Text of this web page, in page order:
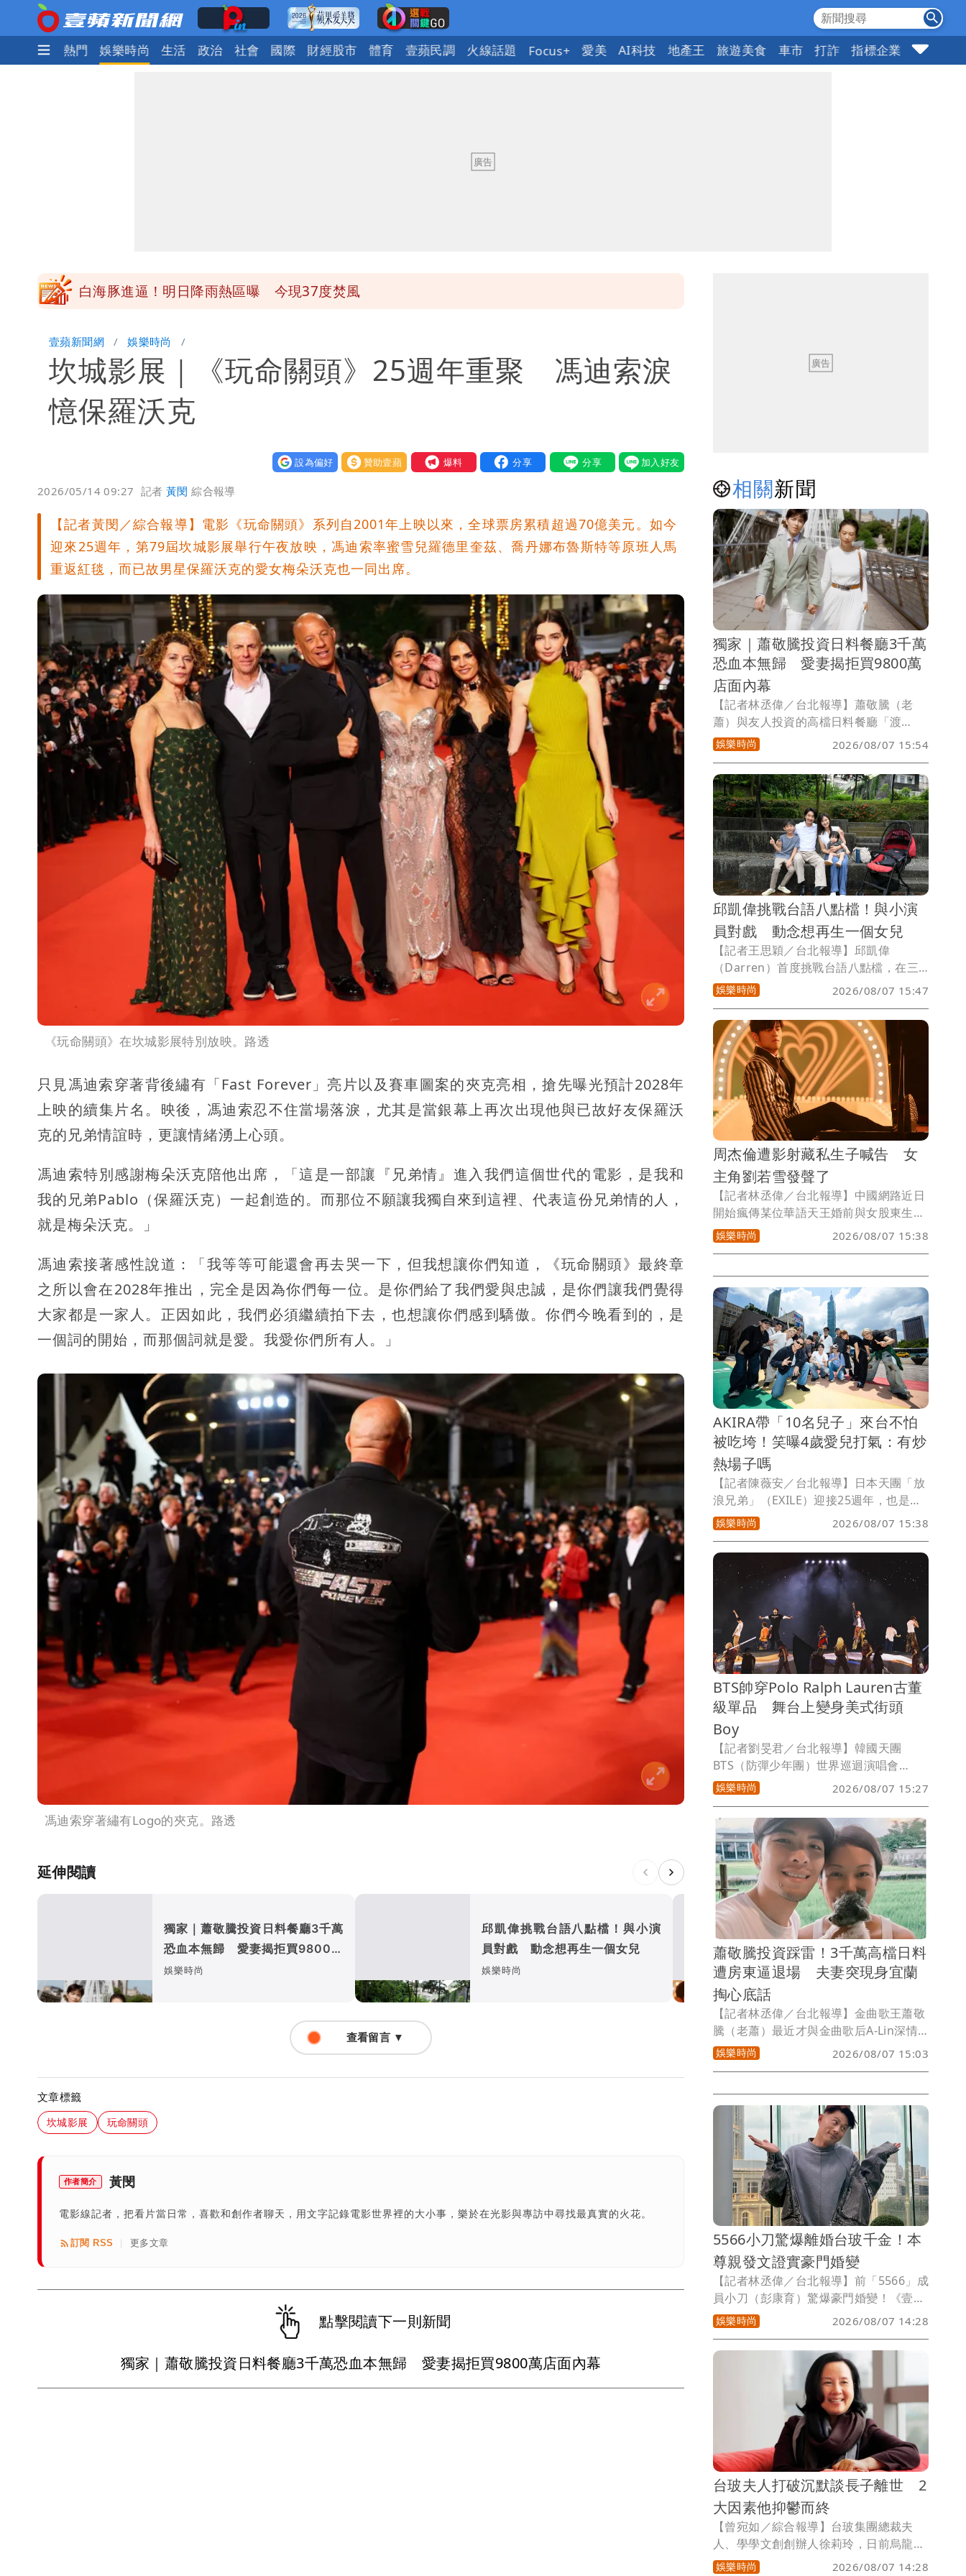
焦點 熱門 娛樂時尚 生活 政治 社會 國際 財經股市 體育 壹蘋民調 火線話題 Focus+ 愛美 AI科技 地產王 旅遊美食 車市 打詐 指標企業 壹蘋頭家
白海豚進逼！明日降雨熱區曝 今現37度焚風
慈濟遭詐｜他斥：擋疫苗首惡想洗成功臣「當台灣人金魚腦？」
肥大叔猝逝！競爭對手「丟丟妹」13字悼念
「民間買到1500萬劑BNT補疫苗缺口」 徐巧芯：民進黨當年刻意阻擋
壹蘋新聞網 娛樂時尚
坎城影展｜《玩命關頭》25週年重聚 馮迪索淚
憶保羅沃克
設為偏好 贊助壹蘋 我要爆料
2026/05/14 09:27 記者黃閔 綜合報導
【記者黃閔／綜合報導】電影《玩命關頭》系列自2001年上映以來，全球票房累積超過70億美元。如今
迎來25週年，第79屆坎城影展舉行午夜放映，馮迪索率蜜雪兒羅德里奎茲、喬丹娜布魯斯特等原班人馬
重返紅毯，而已故男星保羅沃克的愛女梅朵沃克也一同出席。
《玩命關頭》在坎城影展特別放映。路透
只見馮迪索穿著背後繡有「Fast Forever」亮片以及賽車圖案的夾克亮相，搶先曝光預計2028年
上映的續集片名。映後，馮迪索忍不住當場落淚，尤其是當銀幕上再次出現他與已故好友保羅沃
克的兄弟情誼時，更讓情緒湧上心頭。
馮迪索特別感謝梅朵沃克陪他出席，「這是一部讓『兄弟情』進入我們這個世代的電影，是我和
我的兄弟Pablo（保羅沃克）一起創造的。而那位不願讓我獨自來到這裡、代表這份兄弟情的人，
就是梅朵沃克。」
馮迪索接著感性說道：「我等等可能還會再去哭一下，但我想讓你們知道，《玩命關頭》最終章
之所以會在2028年推出，完全是因為你們每一位。是你們給了我們愛與忠誠，是你們讓我們覺得
大家都是一家人。正因如此，我們必須繼續拍下去，也想讓你們感到驕傲。你們今晚看到的，是
一個詞的開始，而那個詞就是愛。我愛你們所有人。」
馮迪索穿著繡有Logo的夾克。路透
延伸閱讀
獨家｜蕭敬騰投資日料餐廳3千萬
恐血本無歸 愛妻揭拒買9800萬
店面內幕
娛樂時尚
邱凱偉挑戰台語八點檔！與小演
員對戲 動念想再生一個女兒
娛樂時尚
周杰倫遭影射藏私生子喊告
主角劉若雪發聲了
娛樂時尚
查看留言 ▼
文章標籤
坎城影展 玩命關頭
作者簡介 黃閔
電影線記者，把看片當日常，喜歡和創作者聊天，用文字記錄電影世界裡的大小事，樂於在光影與專訪中尋找最真實的火花。
訂閱 RSS 更多文章
點擊閱讀下一則新聞
獨家｜蕭敬騰投資日料餐廳3千萬恐血本無歸 愛妻揭拒買9800萬店面內幕
相關新聞
獨家｜蕭敬騰投資日料餐廳3千萬
恐血本無歸 愛妻揭拒買9800萬
店面內幕
【記者林丞偉／台北報導】蕭敬騰（老
蕭）與友人投資的高檔日料餐廳「渡
邉」，驚傳因與房東續約談判破局，不僅
被通知不再續租，還收到存證信函要求限
期搬離，更傳出房東要求裝潢留下，讓斥
資數千萬元打造的餐廳面臨血本無歸危
機，據悉，房東曾開價9800萬元問他們要
不要買下店面，但他們並無計劃而回絕，
對此，老蕭愛妻Summer（林有慧）吐
露，拒買下店面的主要原因。
娛樂時尚 2026/08/07 15:54
邱凱偉挑戰台語八點檔！與小演
員對戲 動念想再生一個女兒
【記者王思穎／台北報導】邱凱偉
（Darren）首度挑戰台語八點檔，在三
立新八點台劇《針線緣》與陳珮騏飾演恩
愛夫妻。現場有一群敬業又可愛的小演員
更讓他瞬間融化，尤其抱著劇中飾演女兒
的小童星時，甚至一度萌生「想再生一個
女兒」的念頭。
娛樂時尚 2026/08/07 15:47
周杰倫遭影射藏私生子喊告 女
主角劉若雪發聲了
【記者林丞偉／台北報導】中國網路近日
開始瘋傳某位華語天王婚前與女股東生下
私生子，周杰倫遭影射上熱搜，所屬杰威
爾公司6日隨即發布聲明嚴正駁斥不實傳
散布者保留依法追究的權利。昨周董所屬
的杰威爾發出聲明闢謠，事件女主角劉若
雪今也委請律師發表聲明，否認網路傳
聞。
娛樂時尚 2026/08/07 15:38
AKIRA帶「10名兒子」來台不怕
被吃垮！笑曝4歲愛兒打氣：有炒
熱場子嗎
【記者陳薇安／台北報導】日本天團「放
浪兄弟」（EXILE）迎接25週年，也是國
民姐夫AKIRA出道20週年，首次個人巡演
「URBAN SAVAGE」最終站來到台灣，
8、9日在Clapper Studio登場。他今天
早上抵台後，馬不停蹄帶著嘉賓
MAKIDAI、「DOBERMAN INFINITY」
成員P-CHO及子弟兵「THE JET BOY
BANGERZ」（TJBB）到101拍照。剛好
演出遇到父親節，AKIRA透露4歲愛子大
勇會跟他說中文的加油，還會問：「有把
場子炒熱嗎？」小大人童言童語，笑翻全
場。
娛樂時尚 2026/08/07 15:38
BTS帥穿Polo Ralph Lauren古董
級單品 舞台上變身美式街頭
Boy
【記者劉旻君／台北報導】韓國天團
BTS（防彈少年團）世界巡迴演唱會
《ARIRANG》如火如荼進行中，8至9月
將陸續在美國6座城市舉辦14場精彩演
出，本月1日登上紐澤西大都會人壽體育
場。在演唱會Act 2橋段中，BTS 成員們
全數換上由美國時尚品牌Polo Ralph
Lauren打造的官方訂製舞台戰袍，將
1990年代復古美式街頭感與舞蹈能量融
合，7名成員各自的時髦造型，也帥翻現
場海量ARMY（BTS粉絲名）。
娛樂時尚 2026/08/07 15:27
蕭敬騰投資踩雷！3千萬高檔日料
遭房東逼退場 夫妻突現身宜蘭
掏心底話
【記者林丞偉／台北報導】金曲歌王蕭敬
騰（老蕭）最近才與金曲歌后A-Lin深情
對唱《愛上你不是我決定》，沒想到戲裡
唱的是愛情，戲外卻有件「不是他能決
檔日料餐廳「渡邉」，驚傳因與房東續約
談判破局，不僅被通知不再續租，還收到
存證信函要求限期搬離，更傳出房東要求
裝潢留下，讓斥資數千萬元打造的餐廳面
臨血本無歸危機，消息一出震撼演藝圈。
娛樂時尚 2026/08/07 15:03
5566小刀驚爆離婚台玻千金！本
尊親發文證實豪門婚變
【記者林丞偉／台北報導】前「5566」成
員小刀（彭康育）驚爆豪門婚變！《壹蘋
新聞網》今獨家爆料，他與2012年迎娶台
玻二千金林文晴（Tina）宣告離婚，對
此，小刀直到《壹蘋》新聞「獨家｜5566
小刀驚爆離婚台玻千金！已分居半年 徐
莉玲風波意外掀豪門婚變內幕」曝光後近
2個半小時，才發文鬆口證實離婚了。
娛樂時尚 2026/08/07 14:28
台玻夫人打破沉默談長子離世 2
大因素他抑鬱而終
【曾宛如／綜合報導】台玻集團總裁夫
人、學學文創創辦人徐莉玲，日前烏龍控
訴王菲事件後，成為火線人物，她豪門家
娛樂時尚 2026/08/07 14:28